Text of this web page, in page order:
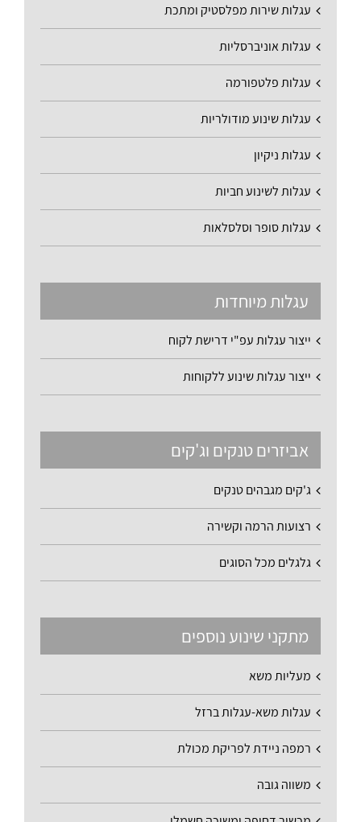
עגלות שירות מפלסטיק ומתכת
עגלות אוניברסליות
עגלות פלטפורמה
עגלות שינוע מודולריות
עגלות ניקיון
עגלות לשינוע חביות
עגלות סופר וסלסלאות
עגלות מיוחדות
ייצור עגלות עפ"י דרישת לקוח
ייצור עגלות שינוע ללקוחות
אביזרים טנקים וג'קים
ג'קים מגבהים טנקים
רצועות הרמה וקשירה
גלגלים מכל הסוגים
מתקני שינוע נוספים
מעליות משא
עגלות משא-עגלות ברזל
רמפה ניידת לפריקת מכולת
משווה גובה